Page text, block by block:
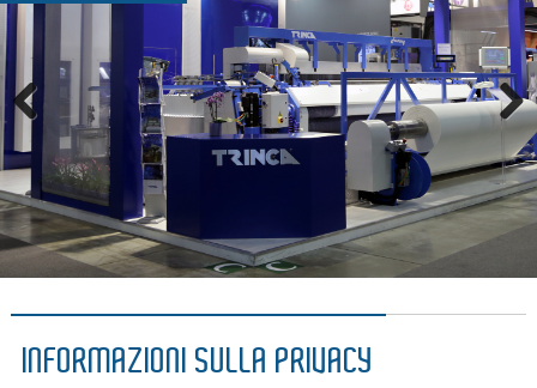
Previous Next
INFORMAZIONI SULLA PRIVACY